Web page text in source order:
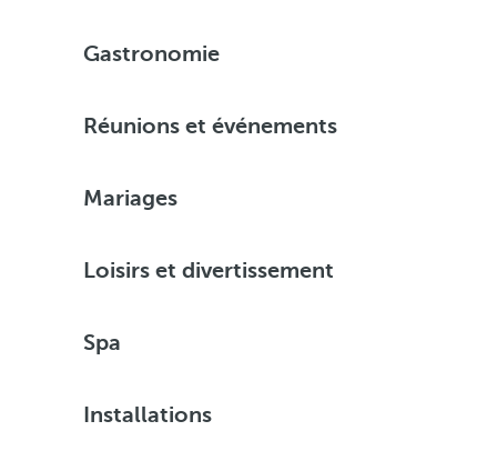
Gastronomie
Réunions et événements
Mariages
Loisirs et divertissement
Spa
Installations